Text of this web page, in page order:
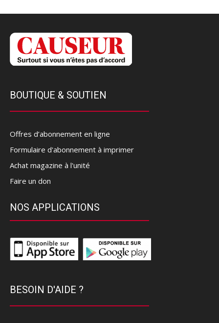
BOUTIQUE & SOUTIEN
Offres d’abonnement en ligne
Formulaire d'abonnement à imprimer
Achat magazine à l'unité
Faire un don
NOS APPLICATIONS
BESOIN D'AIDE ?